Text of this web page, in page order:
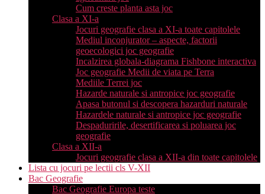
Cum creste planta asta joc
Clasa a XI-a
Jocuri geografie clasa a XI-a toate capitolele
Mediul inconjurator – aspecte, factorii
geoecologici joc geografie
Incalzirea globala-diagrama Fishbone interactiva
Joc geografie Medii de viata pe Terra
Mediile Terrei joc
Hazarde naturale si antropice joc geografie
Apasa butonul si descopera hazarduri naturale
Hazardele naturale si antropice joc geografie
Despaduririle, desertificarea si poluarea joc
geografie
Clasa a XII-a
Jocuri geografie clasa a XII-a din toate capitolele
Lista cu jocuri pe lectii cls V-XII
Bac Geografie
Bac Geografie Europa teste